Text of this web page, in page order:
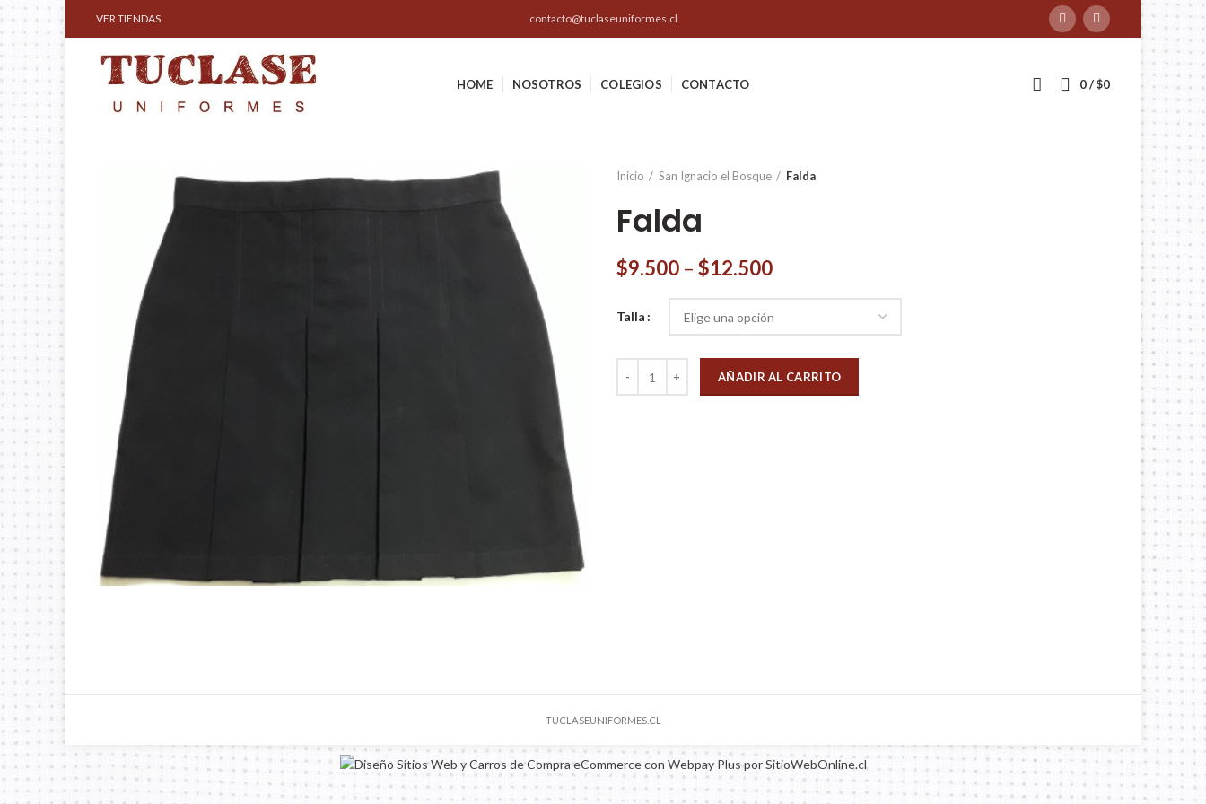
VER TIENDAS contacto@tuclaseuniformes.cl
HOME NOSOTROS COLEGIOS CONTACTO 0/$0
Inicio San Ignacio el Bosque Falda
Falda
$9.500 – $12.500
Talla
AÑADIR AL CARRITO
TUCLASEUNIFORMES.CL